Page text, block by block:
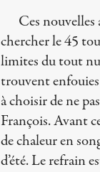
Ces nouvelles
chercher le 45
limites du tout
trouvent
à choisir de ne
François. Avant
de chaleur en
d’été. Le refrain